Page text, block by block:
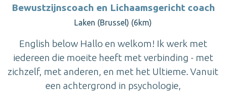
Bewustzijnscoach en Lichaamsgericht coach
Laken (Brussel) (6km)
English below Hallo en welkom! Ik werk met
iedereen die moeite heeft met verbinding - met
zichzelf, met anderen, en met het Ultieme. Vanuit
een achtergrond in psychologie,